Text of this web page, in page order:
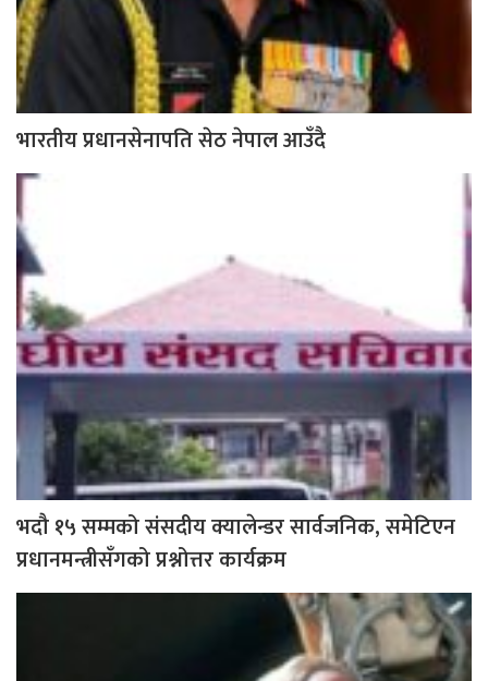
भारतीय प्रधानसेनापति सेठ नेपाल आउँदै
भदौ १५ सम्मको संसदीय क्यालेन्डर सार्वजनिक, समेटिएन
प्रधानमन्त्रीसँगको प्रश्नोत्तर कार्यक्रम